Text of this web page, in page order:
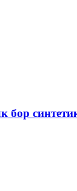
бор